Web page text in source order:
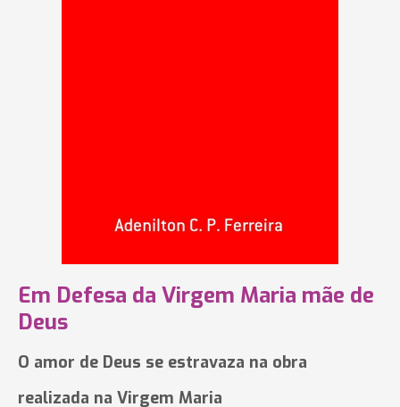
Em Defesa da Virgem Maria mãe de
Deus
O amor de Deus se estravaza na obra
realizada na Virgem Maria